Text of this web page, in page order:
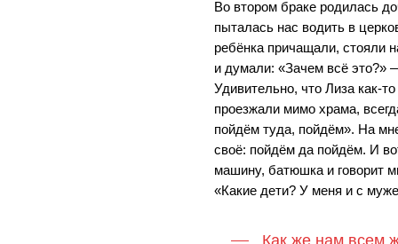
Во втором браке родилась
пыталась нас водить в
ребёнка причащали, стояли
и думали: «Зачем всё это?»
Удивительно, что Лиза как-
проезжали мимо храма,
пойдём туда, пойдём». На
своё: пойдём да пойдём. И
машину, батюшка и говорит
«Какие дети? У меня и с